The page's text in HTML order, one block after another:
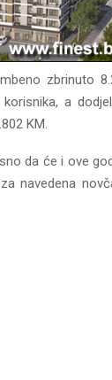
zbrinuto
a
KM.
da će i ove
navedena